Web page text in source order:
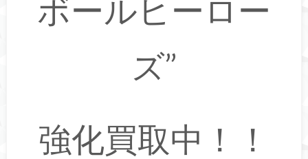
ボールヒーロー
ズ”
強化買取中！！